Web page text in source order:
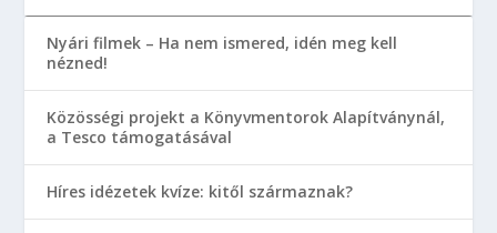
Nyári filmek – Ha nem ismered, idén meg kell
nézned!
Közösségi projekt a Könyvmentorok Alapítványnál,
a Tesco támogatásával
Híres idézetek kvíze: kitől származnak?